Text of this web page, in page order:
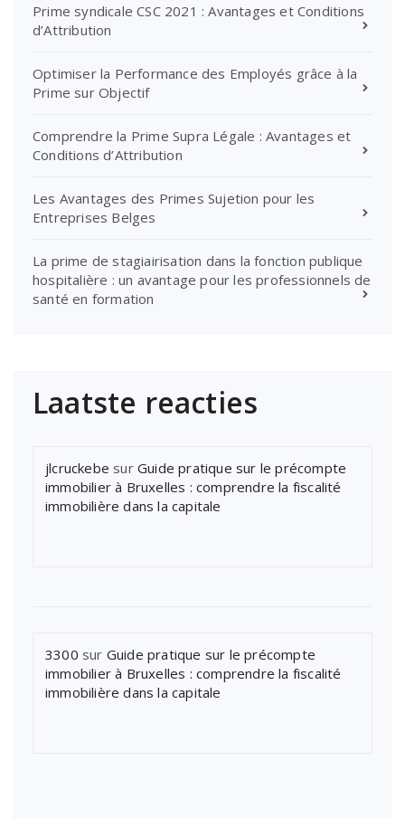
Prime syndicale CSC 2021 : Avantages et Conditions
d’Attribution
Optimiser la Performance des Employés grâce à la
Prime sur Objectif
Comprendre la Prime Supra Légale : Avantages et
Conditions d’Attribution
Les Avantages des Primes Sujetion pour les
Entreprises Belges
La prime de stagiairisation dans la fonction publique
hospitalière : un avantage pour les professionnels de
santé en formation
Laatste reacties
jlcruckebe sur Guide pratique sur le précompte
immobilier à Bruxelles : comprendre la fiscalité
immobilière dans la capitale
3300 sur Guide pratique sur le précompte
immobilier à Bruxelles : comprendre la fiscalité
immobilière dans la capitale